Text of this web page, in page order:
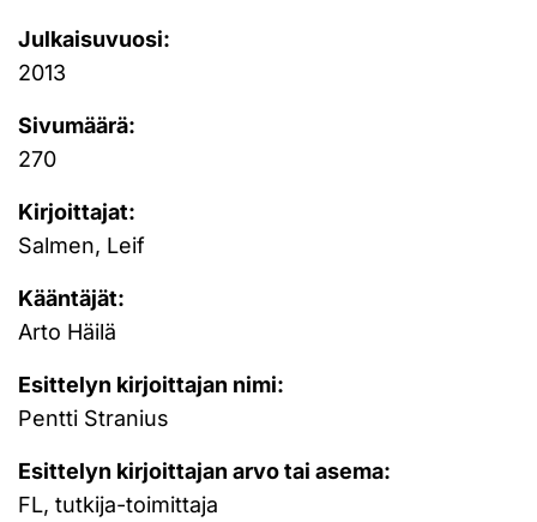
Julkaisuvuosi:
2013
Sivumäärä:
270
Kirjoittajat:
Salmen, Leif
Kääntäjät:
Arto Häilä
Esittelyn kirjoittajan nimi:
Pentti Stranius
Esittelyn kirjoittajan arvo tai asema:
FL, tutkija-toimittaja